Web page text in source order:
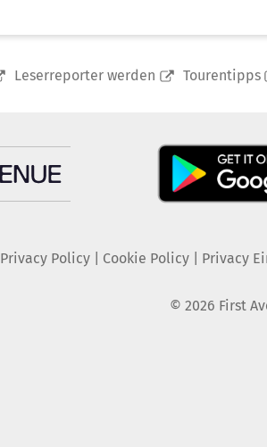
Leserreporter werden Tourentipps
Privacy Policy| Cookie Policy| Privacy
© 2026 First